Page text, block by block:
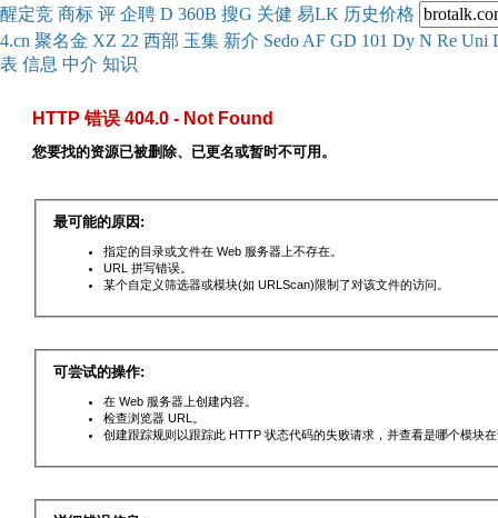
醒定竞 商标 评 企聘 D 360B 搜G 关健 易LK 历史价格
4.cn 聚名金 XZ 22 西部 玉集 新介 Sedo AF GD 101 Dy N Re Uni
表 信息 中介 知识